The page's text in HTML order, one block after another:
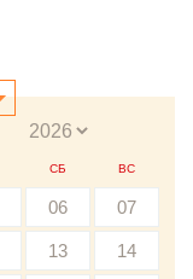
СБ ВС
06 07
13 14